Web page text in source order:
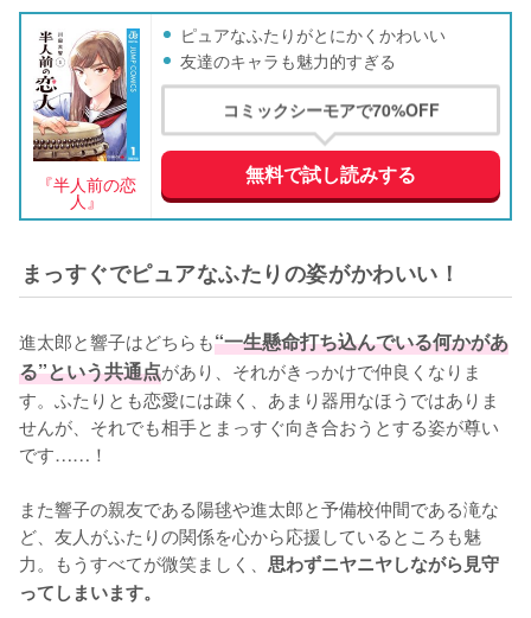
『半人前の恋
人』
ピュアなふたりがとにかくかわいい
友達のキャラも魅力的すぎる
コミックシーモアで70%OFF
無料で試し読みする
まっすぐでピュアなふたりの姿がかわいい！
進太郎と響子はどちらも“一生懸命打ち込んでいる何かがあ
る”という共通点があり、それがきっかけで仲良くなりま
す。ふたりとも恋愛には疎く、あまり器用なほうではありま
せんが、それでも相手とまっすぐ向き合おうとする姿が尊い
です……！
また響子の親友である陽毬や進太郎と予備校仲間である滝な
ど、友人がふたりの関係を心から応援しているところも魅
力。もうすべてが微笑ましく、 思わずニヤニヤしながら見守
ってしまいます。